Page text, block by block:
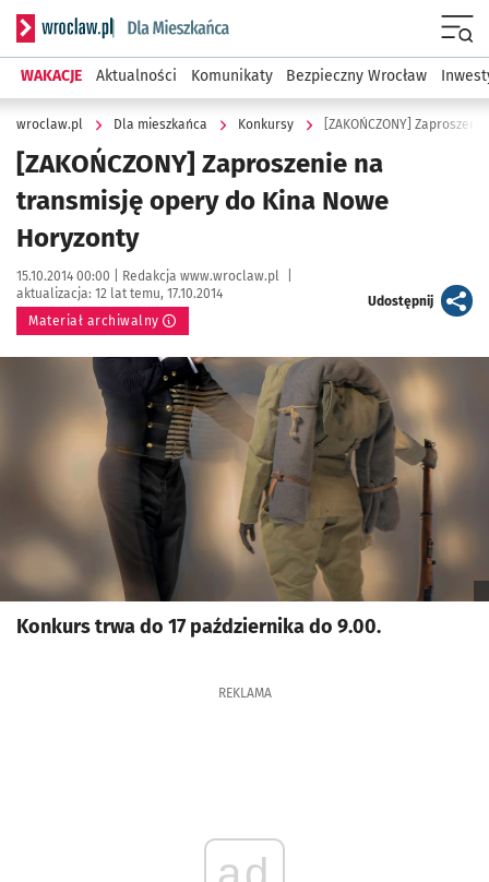
Serwis informacyjny wroclaw.pl podserwis: Dla mieszkańca
WAKACJE Aktualności Komunikaty Bezpieczny Wrocław
wroclaw.pl Dla mieszkańca Konkursy [ZAKOŃCZONY]
[ZAKOŃCZONY] Zaproszenie na
transmisję opery do Kina Nowe
Horyzonty
Data publikacji:
15.10.2014 00:00 | Autor:
Redakcja www.wroclaw.pl
aktualizacja: 12 lat temu, 17.10.2014
Materiał archiwalny
Udostępnijartykuł
Kliknij, aby powiększyć
Konkurs trwa do 17 października do 9.00.
REKLAMA